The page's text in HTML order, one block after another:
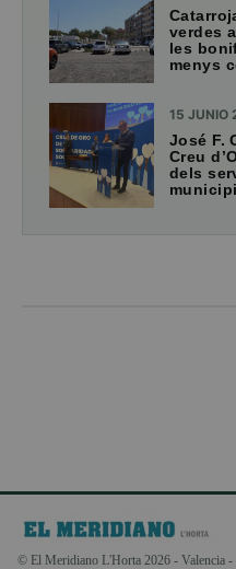
verdes
les
menys
15 JUNIO
José F.
Creu
dels
© El Meridiano L'Horta 2026 - Valencia -